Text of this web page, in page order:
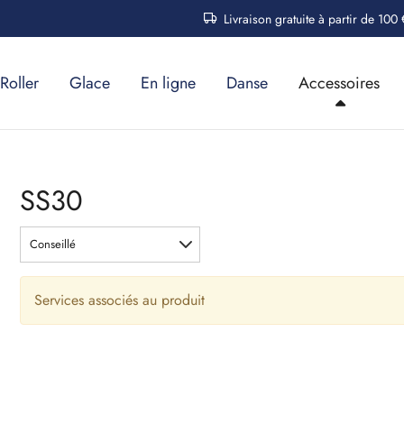
Livraison gratuite à partir de 100
Roller Glace En ligne Danse Accessoires
SS30
Conseillé
Services associés au produit